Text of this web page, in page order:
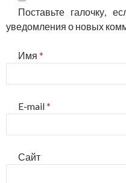
Поставьте галочку,
уведомления о новых
Имя *
E-mail*
Сайт